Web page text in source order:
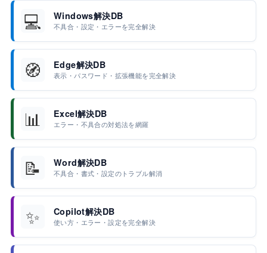
💻 Windows解決DB
不具合・設定・エラーを完全解決
🧭 Edge解決DB
表示・パスワード・拡張機能を完全解決
📊 Excel解決DB
エラー・不具合の対処法を網羅
📝 Word解決DB
不具合・書式・設定のトラブル解消
✨ Copilot解決DB
使い方・エラー・設定を完全解決